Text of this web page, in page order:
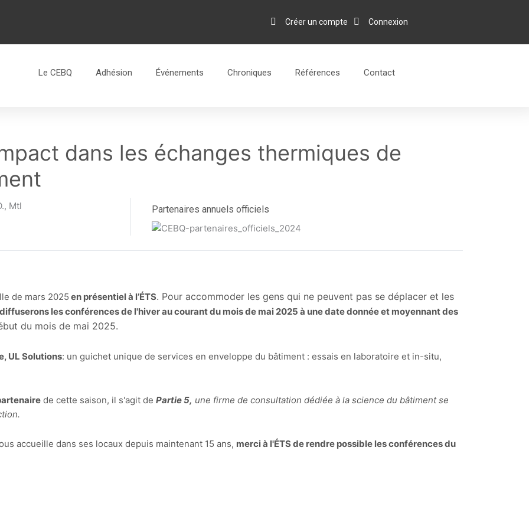
Créer un compte Connexion
Le CEBQ Adhésion Événements Chroniques Références Contact
dans les échanges thermiques de
Mtl Partenaires annuels officiels
de mars 2025 en présentiel à l’ÉTS. Pour accommoder les gens qui ne peuvent pas se déplacer et les
les conférences de l'hiver au courant du mois de mai 2025 à une date donnée et moyennant des
du mois de mai 2025.
UL Solutions: un guichet unique de services en enveloppe du bâtiment : essais en laboratoire et in-situ,
de cette saison, il s'agit de Partie 5, une firme de consultation dédiée à la science du bâtiment se
accueille dans ses locaux depuis maintenant 15 ans, merci à l'ÉTS de rendre possible les conférences du